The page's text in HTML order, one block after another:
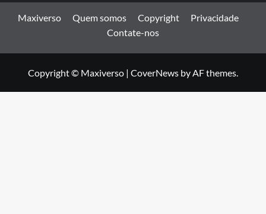
Maxiverso Quem somos Copyright
Privacidade
Contate-nos
Copyright © Maxiverso | CoverNews by AF themes.